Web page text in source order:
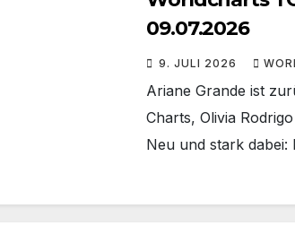
09.07.2026
9. JULI 2026
Ariane Grande ist
Charts, Olivia
Neu und stark dabei: